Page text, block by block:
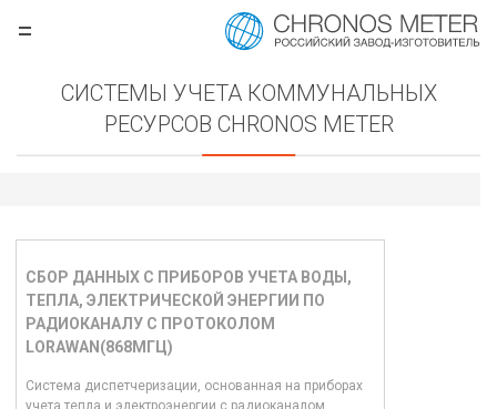
=
СИСТЕМЫ УЧЕТА КОММУНАЛЬНЫХ
РЕСУРСОВ CHRONOS METER
СБОР ДАННЫХ С ПРИБОРОВ УЧЕТА ВОДЫ,
ТЕПЛА, ЭЛЕКТРИЧЕСКОЙ ЭНЕРГИИ ПО
РАДИОКАНАЛУ С ПРОТОКОЛОМ
LORAWAN(868МГЦ)
Система диспетчеризации, основанная на приборах
учета тепла и электроэнергии с радиоканалом,